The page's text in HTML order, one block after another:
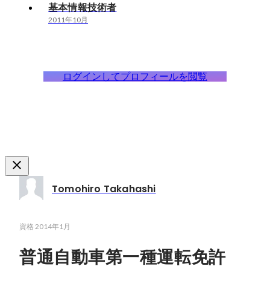
基本情報技術者
2011年10月
ログインしてプロフィールを閲覧
Tomohiro Takahashi
資格 2014年1月
普通自動車第一種運転免許